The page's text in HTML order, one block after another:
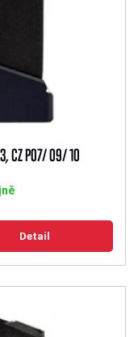
3, CZ P07/ 09/ 10
Detail